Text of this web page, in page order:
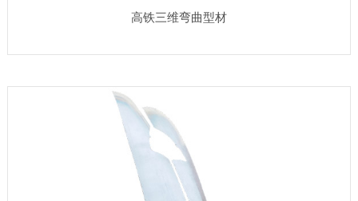
高铁三维弯曲型材